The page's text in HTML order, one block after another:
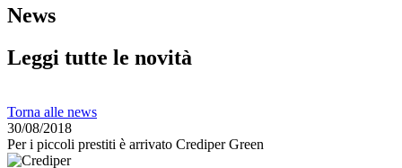
News
Leggi tutte le novità
Torna alle news
30/08/2018
Per i piccoli prestiti è arrivato Crediper Green